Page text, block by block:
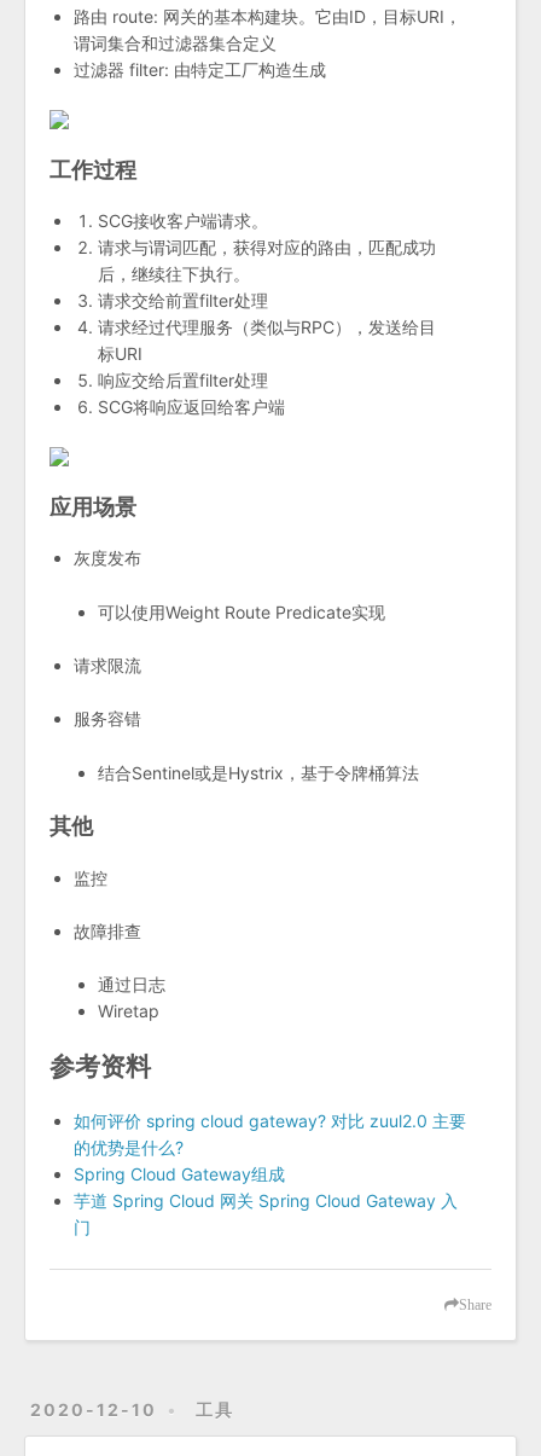
路由 route: 网关的基本构建块。它由ID，目标URI，
谓词集合和过滤器集合定义
过滤器 filter: 由特定工厂构造生成
工作过程
SCG接收客户端请求。
请求与谓词匹配，获得对应的路由，匹配成功
后，继续往下执行。
请求交给前置filter处理
请求经过代理服务（类似与RPC），发送给目
标URI
响应交给后置filter处理
SCG将响应返回给客户端
应用场景
灰度发布
可以使用Weight Route Predicate实现
请求限流
服务容错
结合Sentinel或是Hystrix，基于令牌桶算法
其他
监控
故障排查
通过日志
Wiretap
参考资料
如何评价 spring cloud gateway? 对比 zuul2.0 主要
的优势是什么?
Spring Cloud Gateway组成
芋道 Spring Cloud 网关 Spring Cloud Gateway 入
门
Share
2020-12-10 工具